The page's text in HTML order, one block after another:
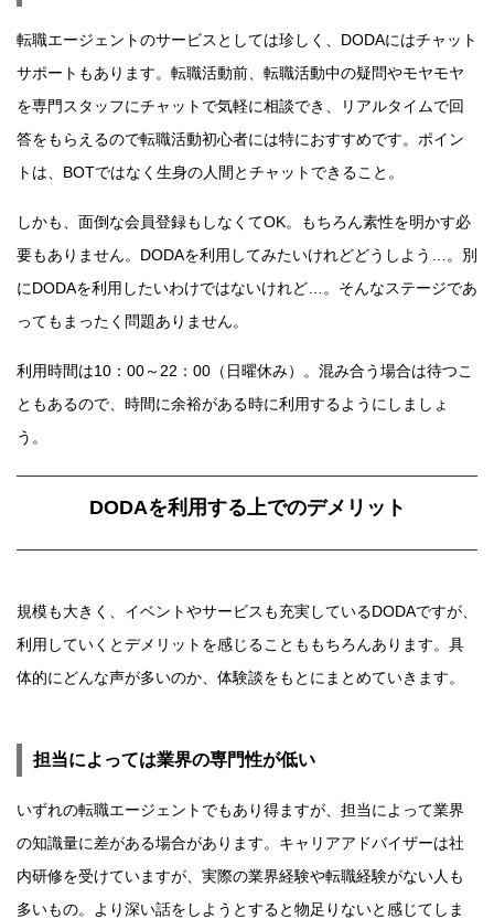
転職エージェントのサービスとしては珍しく、DODAにはチャット
サポートもあります。転職活動前、転職活動中の疑問やモヤモヤ
を専門スタッフにチャットで気軽に相談でき、リアルタイムで回
答をもらえるので転職活動初心者には特におすすめです。ポイン
トは、BOTではなく生身の人間とチャットできること。
しかも、面倒な会員登録もしなくてOK。もちろん素性を明かす必
要もありません。DODAを利用してみたいけれどどうしよう…。別
にDODAを利用したいわけではないけれど…。そんなステージであ
ってもまったく問題ありません。
利用時間は10：00～22：00（日曜休み）。混み合う場合は待つこ
ともあるので、時間に余裕がある時に利用するようにしましょ
う。
DODAを利用する上でのデメリット
規模も大きく、イベントやサービスも充実しているDODAですが、
利用していくとデメリットを感じることももちろんあります。具
体的にどんな声が多いのか、体験談をもとにまとめていきます。
担当によっては業界の専門性が低い
いずれの転職エージェントでもあり得ますが、担当によって業界
の知識量に差がある場合があります。キャリアアドバイザーは社
内研修を受けていますが、実際の業界経験や転職経験がない人も
多いもの。より深い話をしようとすると物足りないと感じてしま